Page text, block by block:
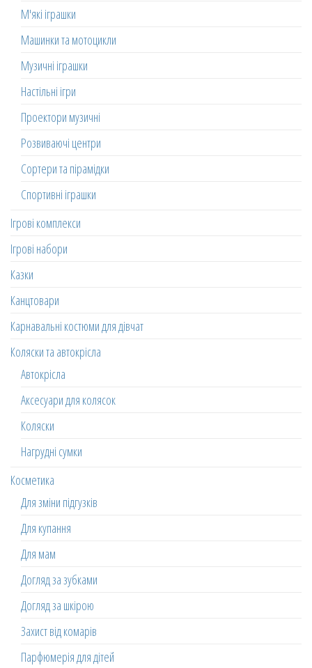
М'які іграшки
Машинки та мотоцикли
Музичні іграшки
Настільні ігри
Проектори музичні
Розвиваючі центри
Сортери та пірамідки
Спортивні іграшки
Ігрові комплекси
Ігрові набори
Казки
Канцтовари
Карнавальні костюми для дівчат
Коляски та автокрісла
Автокрісла
Аксесуари для колясок
Коляски
Нагрудні сумки
Косметика
Для зміни підгузків
Для купання
Для мам
Догляд за зубками
Догляд за шкірою
Захист від комарів
Парфюмерія для дітей